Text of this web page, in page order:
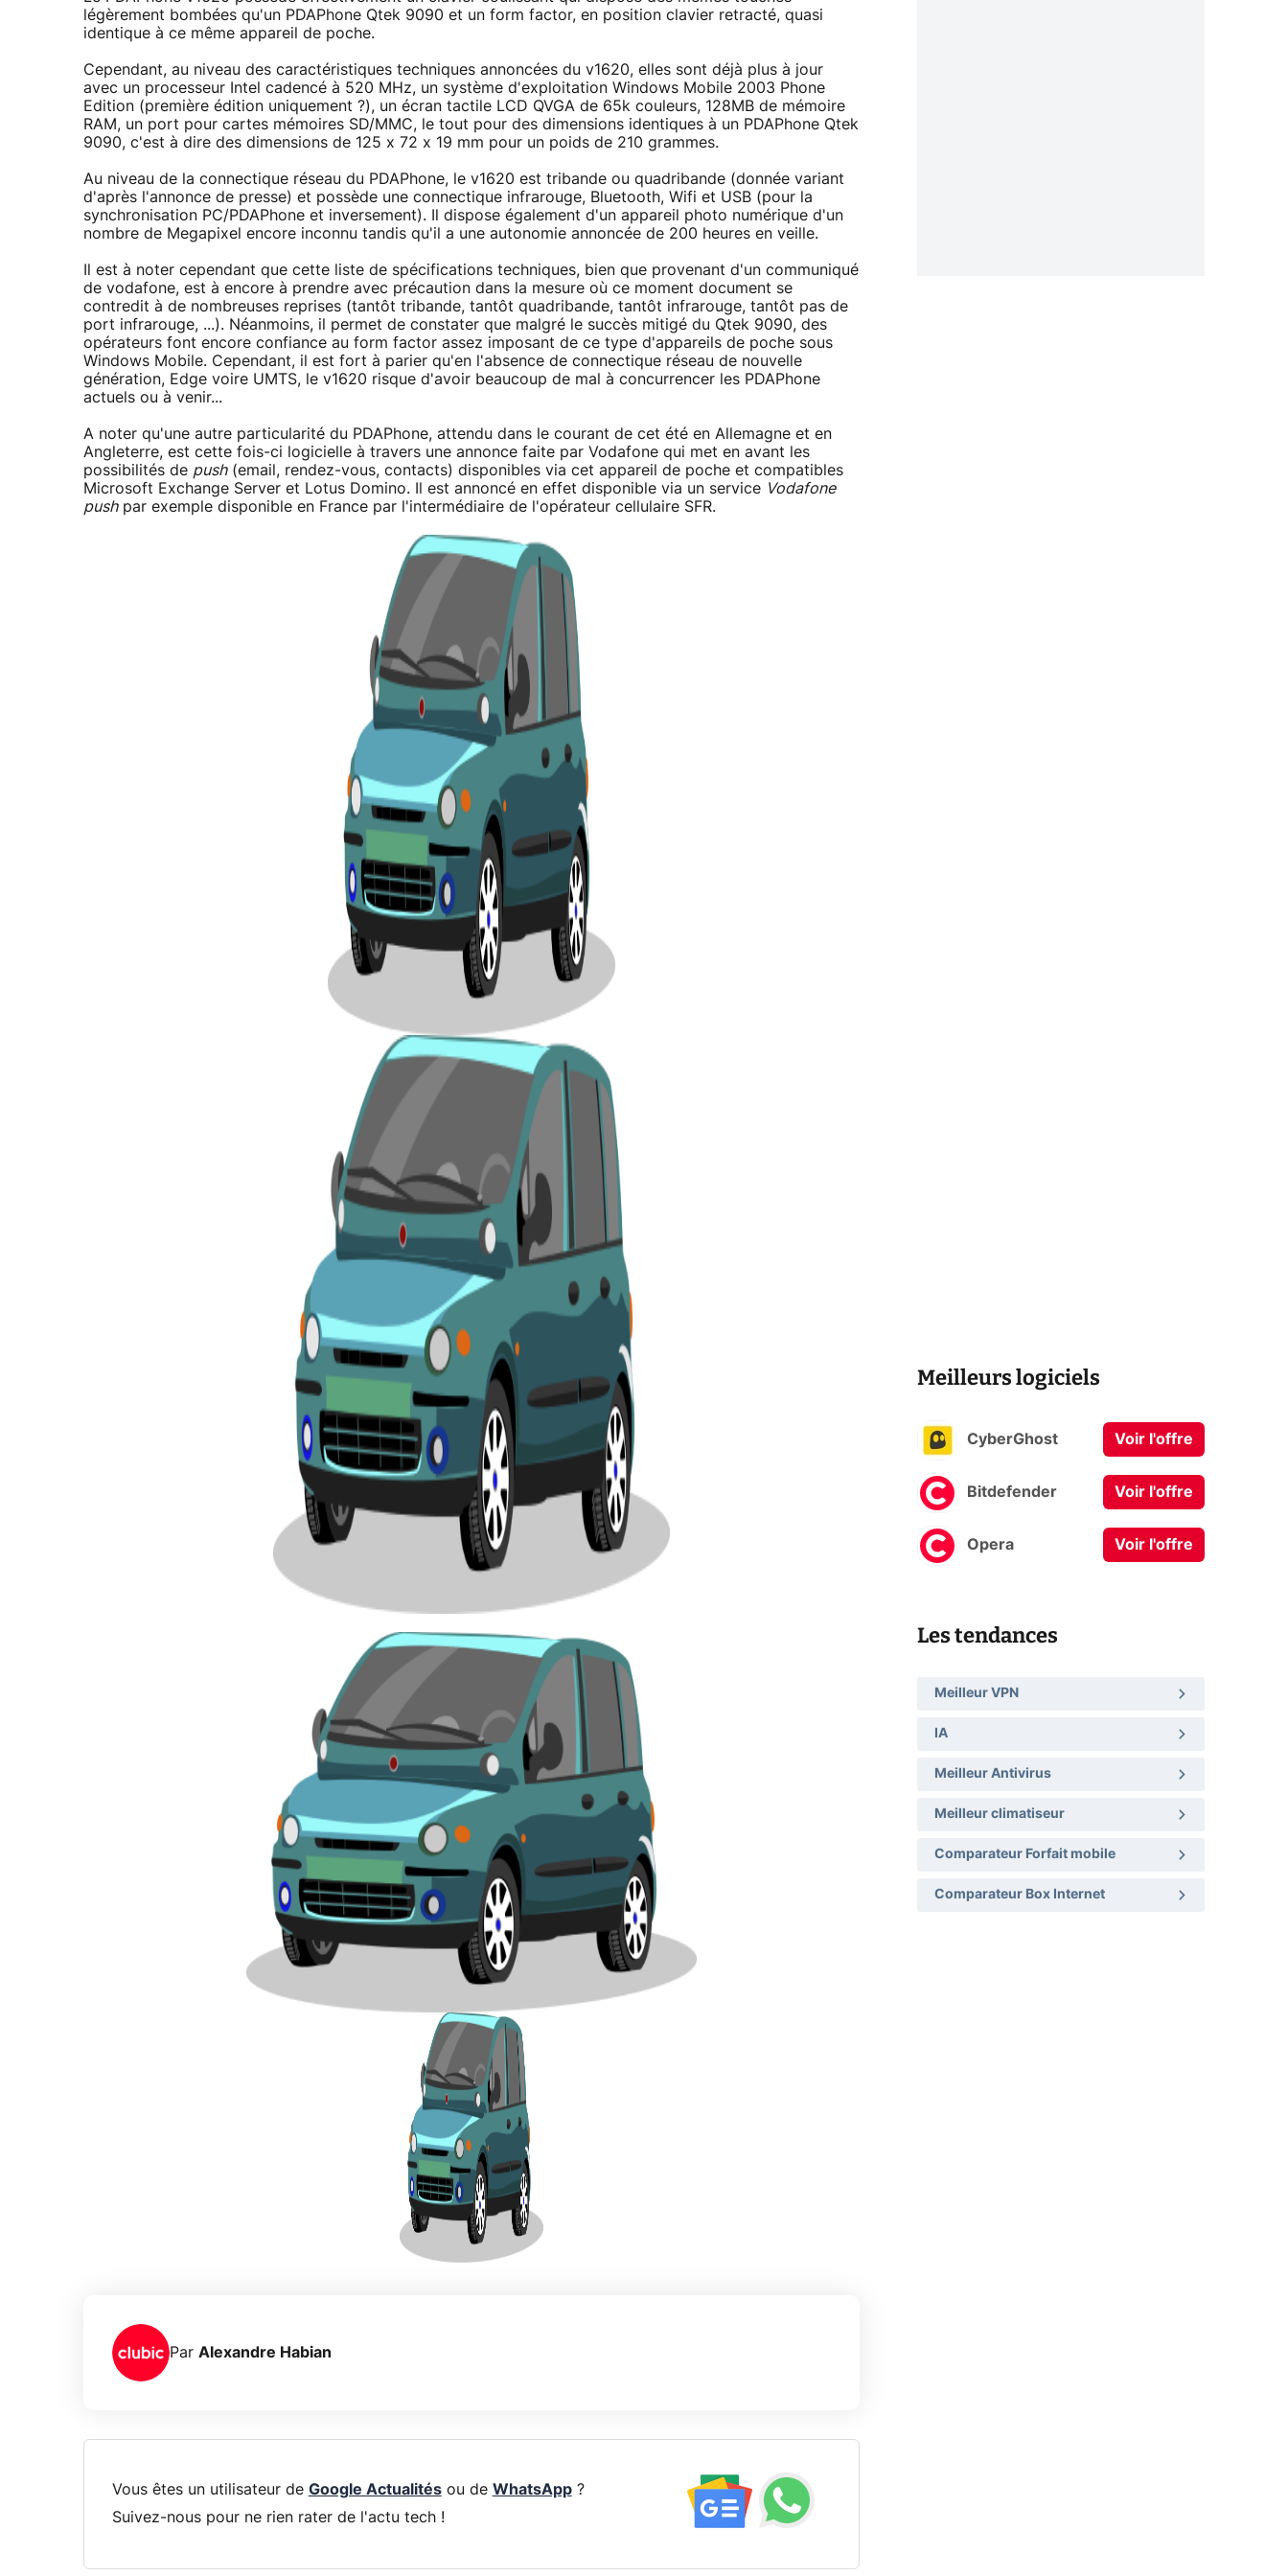
légèrement bombées qu'un PDAPhone Qtek 9090 et un form factor, en position clavier retracté, quasi
identique à ce même appareil de poche.
Cependant, au niveau des caractéristiques techniques annoncées du v1620, elles sont déjà plus à jour
avec un processeur Intel cadencé à 520 MHz, un système d'exploitation Windows Mobile 2003 Phone
Edition (première édition uniquement ?), un écran tactile LCD QVGA de 65k couleurs, 128MB de mémoire
RAM, un port pour cartes mémoires SD/MMC, le tout pour des dimensions identiques à un PDAPhone Qtek
9090, c'est à dire des dimensions de 125 x 72 x 19 mm pour un poids de 210 grammes.
Au niveau de la connectique réseau du PDAPhone, le v1620 est tribande ou quadribande (donnée variant
d'après l'annonce de presse) et possède une connectique infrarouge, Bluetooth, Wifi et USB (pour la
synchronisation PC/PDAPhone et inversement). Il dispose également d'un appareil photo numérique d'un
nombre de Megapixel encore inconnu tandis qu'il a une autonomie annoncée de 200 heures en veille.
Il est à noter cependant que cette liste de spécifications techniques, bien que provenant d'un communiqué
de vodafone, est à encore à prendre avec précaution dans la mesure où ce moment document se
contredit à de nombreuses reprises (tantôt tribande, tantôt quadribande, tantôt infrarouge, tantôt pas de
port infrarouge, ...). Néanmoins, il permet de constater que malgré le succès mitigé du Qtek 9090, des
opérateurs font encore confiance au form factor assez imposant de ce type d'appareils de poche sous
Windows Mobile. Cependant, il est fort à parier qu'en l'absence de connectique réseau de nouvelle
génération, Edge voire UMTS, le v1620 risque d'avoir beaucoup de mal à concurrencer les PDAPhone
actuels ou à venir...
A noter qu'une autre particularité du PDAPhone, attendu dans le courant de cet été en Allemagne et en
Angleterre, est cette fois-ci logicielle à travers une annonce faite par Vodafone qui met en avant les
possibilités de push(email, rendez-vous, contacts) disponibles via cet appareil de poche et compatibles
Microsoft Exchange Server et Lotus Domino. Il est annoncé en effet disponible via un service Vodafone
pushpar exemple disponible en France par l'intermédiaire de l'opérateur cellulaire SFR.
Par Alexandre Habian
Vous êtes un utilisateur de Google Actualitésou de WhatsApp?
Suivez-nous pour ne rien rater de l'actu tech !
Meilleurs logiciels
CyberGhost Voir l'offre
Bitdefender Voir l'offre
Opera Voir l'offre
Les tendances
Meilleur VPN
IA
Meilleur Antivirus
Meilleur climatiseur
Comparateur Forfait mobile
Comparateur Box Internet